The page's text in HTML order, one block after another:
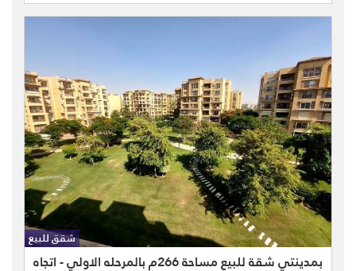
شقه للبيع كاش في مدينتي b1
بمجموعه 15 المميزه الشقه بتشطبات
الشركه نموذج (600) بمساحه كليه 266
متر مـقسمــه الـي:- ( 3 غرف نوم منهم
غرفه ماستر بحمام خاص و دريسنج ...
شقق للبيع
بمدينتي شقة للبيع مساحة 266م بالمرحله الاولي - اتجاه